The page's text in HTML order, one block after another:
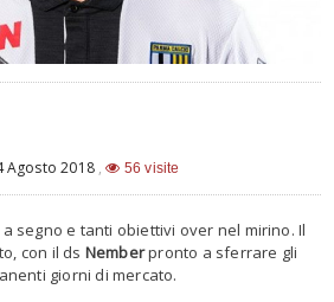
Agosto 2018 , 56 visite
segno e tanti obiettivi over nel mirino. Il
con il ds Nemberpronto a sferrare gli
giorni di mercato.